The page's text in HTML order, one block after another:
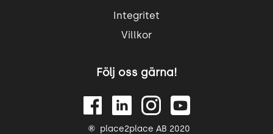
Integritet
Villkor
Följ oss gärna!
place2place AB 2020